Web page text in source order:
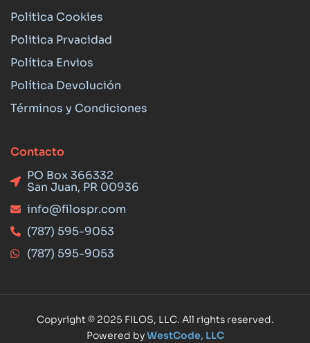
Política Cookies
Politica Prvacidad
Política Envios
Política Devolución
Términos y Condiciones
Contacto
PO Box 366332
San Juan, PR 00936
info@filospr.com
(787) 595-9053
(787) 595-9053
Copyright © 2025 FILOS, LLC. All rights reserved.
Powered byWestCode, LLC